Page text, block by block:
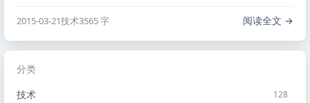
分类
技术
128
Markdown 的語法有個主要的目的：用來作為一種網路內容
2015-03-21技术3565 字 阅读全文